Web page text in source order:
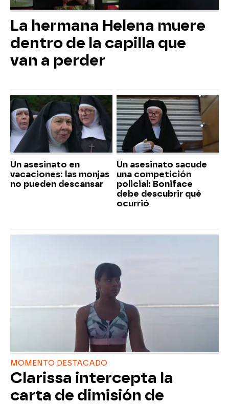
La hermana Helena muere
dentro de la capilla que
van a perder
Un asesinato en
vacaciones: las monjas
no pueden descansar
Un asesinato sacude
una competición
policial: Boniface
debe descubrir qué
ocurrió
MOMENTO DESTACADO
Clarissa intercepta la
carta de dimisión de